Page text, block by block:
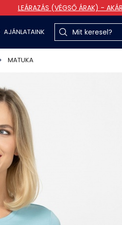
LEÁRAZÁS (VÉGSŐ ÁRAK) -
AJÁNLATAINK
MATUKA